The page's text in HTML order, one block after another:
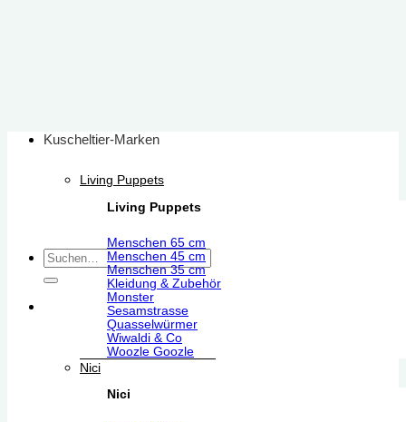
Suchen
nach:
Kuscheltier-Marken
Living Puppets
Living Puppets
Menschen 65 cm
Menschen 45 cm
Menschen 35 cm
Kleidung & Zubehör
Monster
Sesamstrasse
Quasselwürmer
Wiwaldi & Co
Woozle Goozle
Nici
Nici